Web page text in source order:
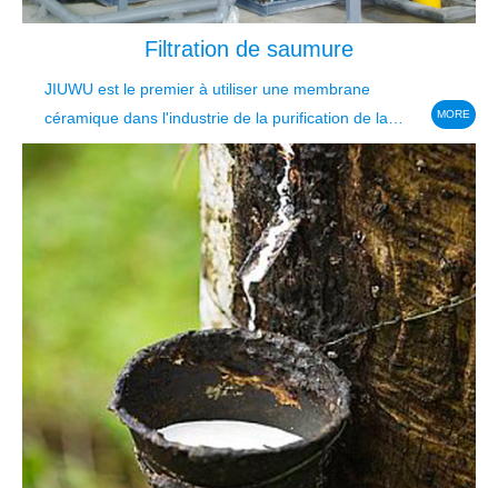
Filtration de saumure
JIUWU est le premier à utiliser une membrane
céramique dans l'industrie de la purification de la
saumure primaire.
MORE